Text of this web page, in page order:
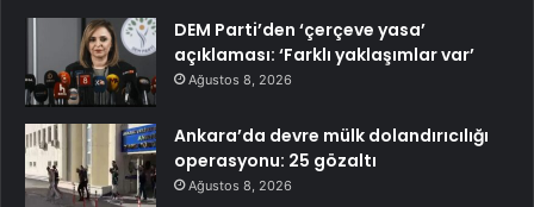
DEM Parti’den ‘çerçeve yasa’
açıklaması: ‘Farklı yaklaşımlar var’
Ağustos 8, 2026
Ankara’da devre mülk dolandırıcılığı
operasyonu: 25 gözaltı
Ağustos 8, 2026